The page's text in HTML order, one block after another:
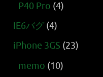
P40 Pro (4)
IE6バグ (4)
iPhone 3GS (23)
memo (10)